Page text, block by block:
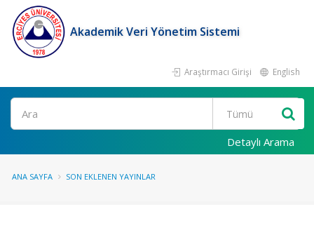
Akademik Veri Yönetim Sistemi
Araştırmacı Girişi English
Ara
Detaylı Arama
ANA SAYFA SON EKLENEN YAYINLAR